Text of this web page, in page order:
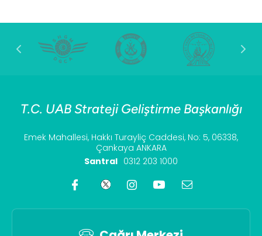
T.C. UAB Strateji Geliştirme Başkanlığı
Emek Mahallesi, Hakkı Turayliç Caddesi, No: 5, 06338,
Çankaya ANKARA
Santral 0312 203 1000